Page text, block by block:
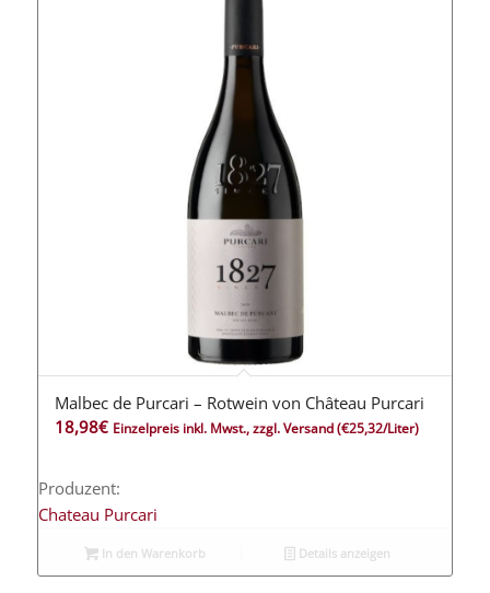
Malbec de Purcari – Rotwein von Château Purcari
18,98€ Einzelpreis inkl. Mwst., zzgl. Versand(€25,32/Liter)
Produzent:
Chateau Purcari
In den Warenkorb Details anzeigen